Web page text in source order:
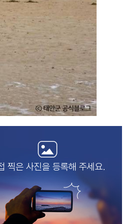
찍은 사진을 등록해 주세요.